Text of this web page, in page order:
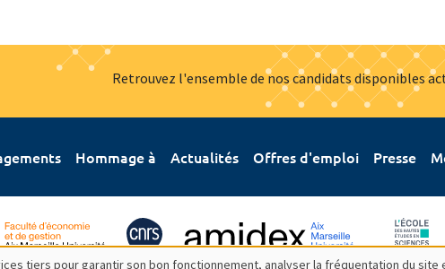
Retrouvez l'ensemble de nos candidats disponibles
Hommage à Actualités Offres d'emploi Presse
tiers pour garantir son bon fonctionnement, analyser la fréquentation du